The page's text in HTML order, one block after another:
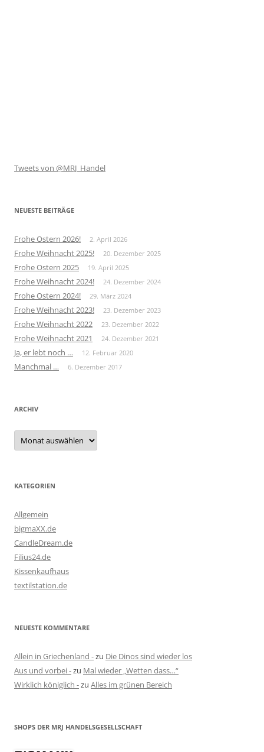
Tweets von @MRJ_Handel
NEUESTE BEITRÄGE
Frohe Ostern 2026! 2. April 2026
Frohe Weihnacht 2025! 20. Dezember 2025
Frohe Ostern 2025 19. April 2025
Frohe Weihnacht 2024! 24. Dezember 2024
Frohe Ostern 2024! 29. März 2024
Frohe Weihnacht 2023! 23. Dezember 2023
Frohe Weihnacht 2022 23. Dezember 2022
Frohe Weihnacht 2021 24. Dezember 2021
Ja, er lebt noch … 12. Februar 2020
Manchmal … 6. Dezember 2017
ARCHIV
Archiv
KATEGORIEN
Allgemein
bigmaXX.de
CandleDream.de
Filius24.de
Kissenkaufhaus
textilstation.de
NEUESTE KOMMENTARE
Allein in Griechenland -zu Die Dinos sind wieder los
Aus und vorbei -zu Mal wieder „Wetten dass…“
Wirklich königlich -zu Alles im grünen Bereich
SHOPS DER MRJ HANDELSGESELLSCHAFT